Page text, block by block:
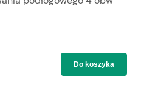
Do koszyka